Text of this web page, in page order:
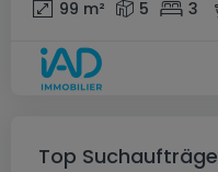
99 m² 5 3
Top Suchaufträge